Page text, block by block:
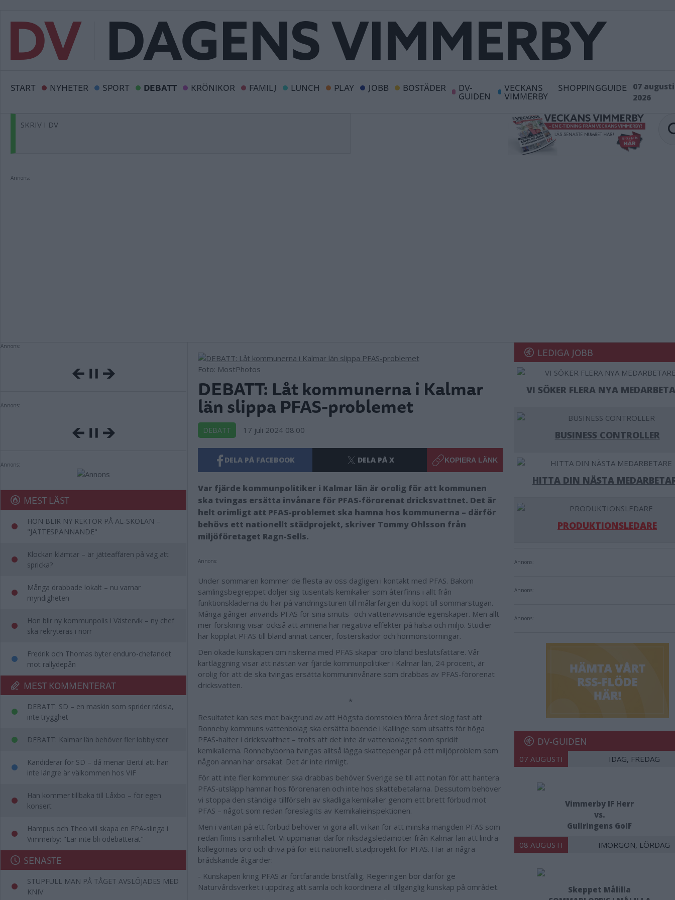
START NYHETER SPORT DEBATT KRÖNIKOR FAMILJ LUNCH PLAY JOBB BOSTÄDER DV-
GUIDEN
VECKANS
VIMMERBY
SHOPPINGGUIDE
07 augusti
2026
SKRIV I DV
Annons:
Annons:
Annons:
Annons:
MEST LÄST
HON BLIR NY REKTOR PÅ AL-SKOLAN –
"JÄTTESPÄNNANDE"
Klockan klämtar – är jätteaffären på väg att
spricka?
Många drabbade lokalt – nu varnar
myndigheten
Hon blir ny kommunpolis i Västervik – ny chef
ska rekryteras i norr
Fredrik och Thomas byter enduro-chefandet
mot rallydepån
MEST KOMMENTERAT
DEBATT: SD – en maskin som sprider rädsla,
inte trygghet
DEBATT: Kalmar län behöver fler lobbyister
Kandiderar för SD – då menar Bertil att han
inte längre är välkommen hos VIF
Han kommer tillbaka till Låxbo – för egen
konsert
Hampus och Theo vill skapa en EPA-slinga i
Vimmerby: "Lär inte bli odebatterat"
SENASTE
STUPFULL MAN PÅ TÅGET AVSLÖJADES MED
KNIV
Foto: MostPhotos
DEBATT: Låt kommunerna i Kalmar
län slippa PFAS-problemet
DEBATT 17 juli 2024 08.00
DELA PÅ FACEBOOK DELA PÅ X KOPIERA LÄNK
Var fjärde kommunpolitiker i Kalmar län är orolig för att kommunen
ska tvingas ersätta invånare för PFAS-förorenat dricksvattnet. Det är
helt orimligt att PFAS-problemet ska hamna hos kommunerna – därför
behövs ett nationellt städprojekt, skriver Tommy Ohlsson från
miljöföretaget Ragn-Sells.
Annons:
Under sommaren kommer de flesta av oss dagligen i kontakt med PFAS. Bakom
samlingsbegreppet döljer sig tusentals kemikalier som återfinns i allt från
funktionskläderna du har på vandringsturen till målarfärgen du köpt till sommarstugan.
Många gånger används PFAS för sina smuts- och vattenavvisande egenskaper. Men allt
mer forskning visar också att ämnena har negativa effekter på hälsa och miljö. Studier
har kopplat PFAS till bland annat cancer, fosterskador och hormonstörningar.
Den ökade kunskapen om riskerna med PFAS skapar oro bland beslutsfattare. Vår
kartläggning visar att nästan var fjärde kommunpolitiker i Kalmar län, 24 procent, är
orolig för att de ska tvingas ersätta kommuninvånare som drabbas av PFAS-förorenat
dricksvatten.
*
Resultatet kan ses mot bakgrund av att Högsta domstolen förra året slog fast att
Ronneby kommuns vattenbolag ska ersätta boende i Kallinge som utsatts för höga
PFAS-halter i dricksvattnet – trots att det inte är vattenbolaget som spridit
kemikalierna. Ronnebyborna tvingas alltså lägga skattepengar på ett miljöproblem som
någon annan har orsakat. Det är inte rimligt.
För att inte fler kommuner ska drabbas behöver Sverige se till att notan för att hantera
PFAS-utsläpp hamnar hos förorenaren och inte hos skattebetalarna. Dessutom behöver
vi stoppa den ständiga tillförseln av skadliga kemikalier genom ett brett förbud mot
PFAS – något som redan föreslagits av Kemikalieinspektionen.
Men i väntan på ett förbud behöver vi göra allt vi kan för att minska mängden PFAS som
redan finns i samhället. Vi uppmanar därför riksdagsledamöter från Kalmar län att lindra
kollegornas oro och driva på för ett nationellt städprojekt för PFAS. Här är några
brådskande åtgärder:
- Kunskapen kring PFAS är fortfarande bristfällig. Regeringen bör därför ge
Naturvårdsverket i uppdrag att samla och koordinera all tillgänglig kunskap på området.
LEDIGA JOBB
VI SÖKER FLERA NYA
BUSINESS CONTROLLER
HITTA DIN NÄSTA
PRODUKTIONSLEDARE
Annons:
Annons:
Annons:
DV-GUIDEN
07 AUGUSTI IDAG, FREDAG
Vimmerby IF Herr
vs.
Gullringens GoIF
08 AUGUSTI IMORGON, LÖRDAG
Skeppet Målilla